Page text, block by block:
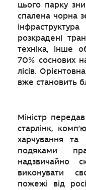
цього парку
спалена чорна
розкрадені
техніка, інше
70% соснових
лісів.
вже становить
Міністр
старлінк,
харчування та
подяками
надзвичайно
виконувати
пожежі від